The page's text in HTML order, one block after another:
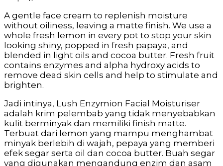
A gentle face cream to replenish moisture
without oiliness, leaving a matte finish. We use a
whole fresh lemon in every pot to stop your skin
looking shiny, popped in fresh papaya, and
blended in light oils and cocoa butter. Fresh fruit
contains enzymes and alpha hydroxy acids to
remove dead skin cells and help to stimulate and
brighten.
Jadi intinya, Lush Enzymion Facial Moisturiser
adalah krim pelembab yang tidak menyebabkan
kulit berminyak dan memiliki finish matte.
Terbuat dari lemon yang mampu menghambat
minyak berlebih di wajah, pepaya yang memberi
efek segar serta oil dan cocoa butter. Buah segar
yang digunakan mengandung enzim dan asam